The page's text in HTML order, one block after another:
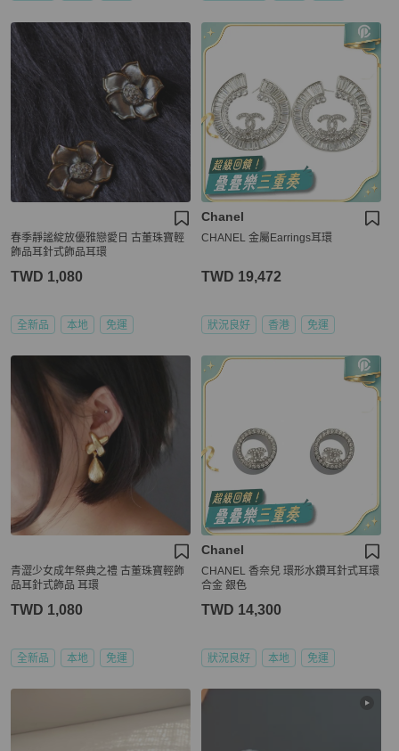
春季靜謐綻放優雅戀愛日 古董珠寶輕
飾品耳針式飾品耳環
TWD 1,080
全新品 本地 免運
Chanel
CHANEL 金屬Earrings耳環
TWD 19,472
狀況良好 香港 免運
青澀少女成年祭典之禮 古董珠寶輕飾
品耳針式飾品 耳環
TWD 1,080
全新品 本地 免運
Chanel
CHANEL 香奈兒 環形水鑽耳針式耳環
合金 銀色
TWD 14,300
狀況良好 本地 免運